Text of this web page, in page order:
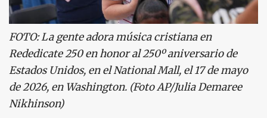
FOTO: La gente adora música cristiana en
Rededicate 250 en honor al 250º aniversario de
Estados Unidos, en el National Mall, el 17 de mayo
de 2026, en Washington. (Foto AP/Julia Demaree
Nikhinson)